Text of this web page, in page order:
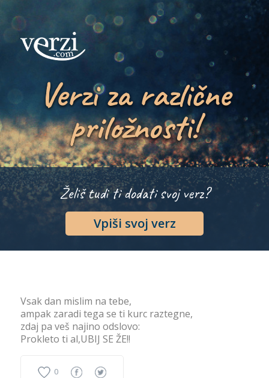
Verzi za različne
priložnosti!
Želiš tudi ti dodati svoj verz?
Vpiši svoj verz
Vsak dan mislim na tebe,
ampak zaradi tega se ti kurc raztegne,
zdaj pa veš najino odslovo:
Prokleto ti al,UBIJ SE ŽE!!
0